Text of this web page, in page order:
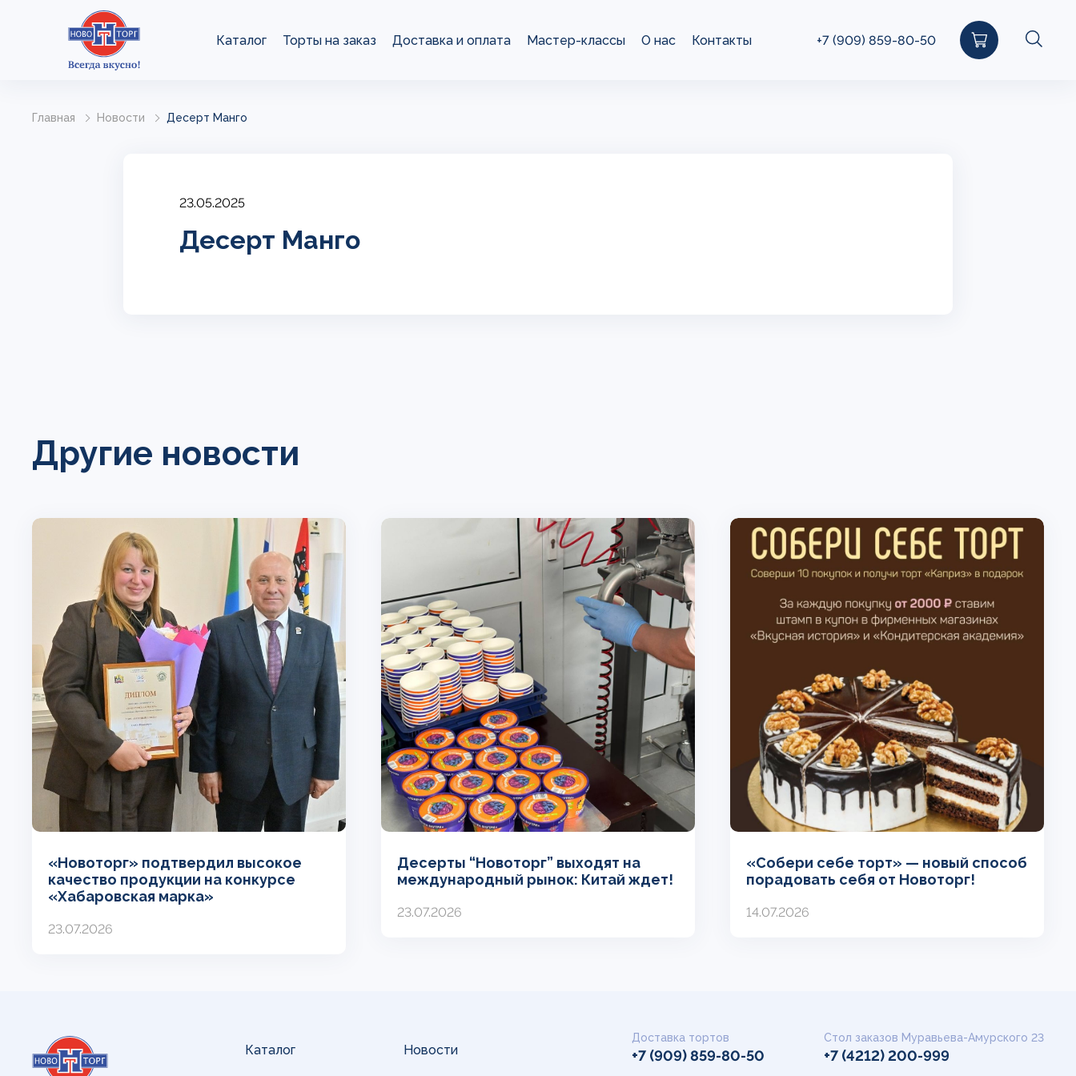
Каталог Торты на заказ Доставка и оплата Мастер-классы О нас Контакты +7 (909) 859-80-50
Главная Новости Десерт Манго
23.05.2025
Десерт Манго
Другие новости
«Новоторг» подтвердил высокое
качество продукции на конкурсе
«Хабаровская марка»
23.07.2026
Десерты “Новоторг” выходят на
международный рынок: Китай ждет!
23.07.2026
«Собери себе торт» — новый способ
порадовать себя от Новоторг!
14.07.2026
Каталог Новости
Доставка тортов
+7 (909) 859-80-50
Стол заказов Муравьева-Амурского 23
+7 (4212) 200-999